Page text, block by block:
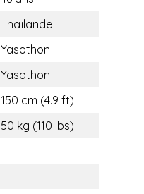
Thaïlande
Yasothon
Yasothon
150 cm (4.9 ft)
50 kg (110 lbs)